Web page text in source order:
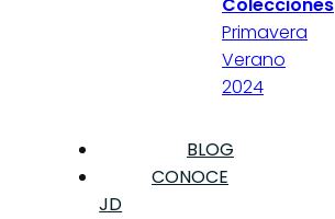
Colecciones
Primavera
Verano
2024
BLOG
CONOCE
JD